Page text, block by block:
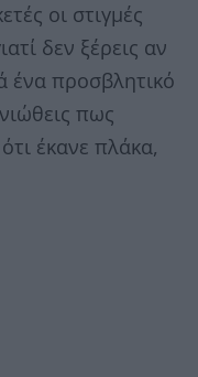
οι στιγμές
δεν ξέρεις αν
ένα προσβλητικό
πως
έκανε πλάκα,